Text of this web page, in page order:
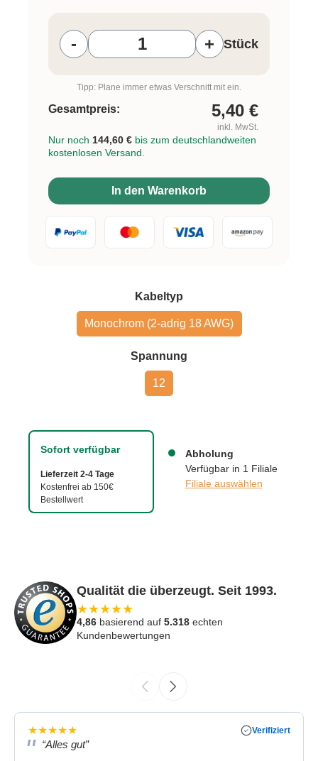
Sofort verfügbar
Lieferzeit 2-4 Tage
Kostenfrei ab 150€
Bestellwert
Abholung
Verfügbar in 1 Filiale
Filiale auswählen
Kabeltyp
Monochrom (2-adrig 18 AWG)
Spannung
12
- + Stück
Tipp: Plane immer etwas Verschnitt mit ein.
Gesamtpreis: 5,40 €
inkl. MwSt.
Nur noch 144,60 € bis zum deutschlandweiten
kostenlosen Versand.
In den Warenkorb
Qualität die überzeugt. Seit 1993.
★★★★★
4,86 basierend auf 5.318 echten
Kundenbewertungen
★★★★★ Verifiziert
“Alles gut”